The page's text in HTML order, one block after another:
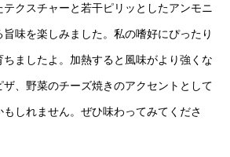
クスチャーと若干ピリッとしたアンモニ
味を楽しみました。私の嗜好にぴったり
ましたよ。加熱すると風味がより強くな
、野菜のチーズ焼きのアクセントとして
しれません。ぜひ味わってみてくださ